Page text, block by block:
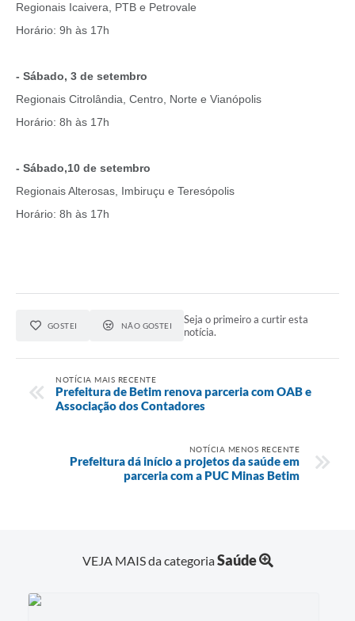
Regionais Icaivera, PTB e Petrovale
Horário: 9h às 17h
- Sábado, 3 de setembro
Regionais Citrolândia, Centro, Norte e Vianópolis
Horário: 8h às 17h
- Sábado,10 de setembro
Regionais Alterosas, Imbiruçu e Teresópolis
Horário: 8h às 17h
GOSTEI NÃO GOSTEI
Seja o primeiro a curtir esta
notícia.
NOTÍCIA MAIS RECENTE
Prefeitura de Betim renova parceria com OAB e
Associação dos Contadores
NOTÍCIA MENOS RECENTE
Prefeitura dá início a projetos da saúde em
parceria com a PUC Minas Betim
VEJA MAIS da categoriaSaúde